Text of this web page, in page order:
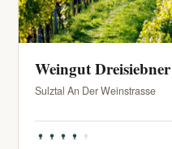
Weingut Dreisiebner
Sulztal An Der Weinstrasse